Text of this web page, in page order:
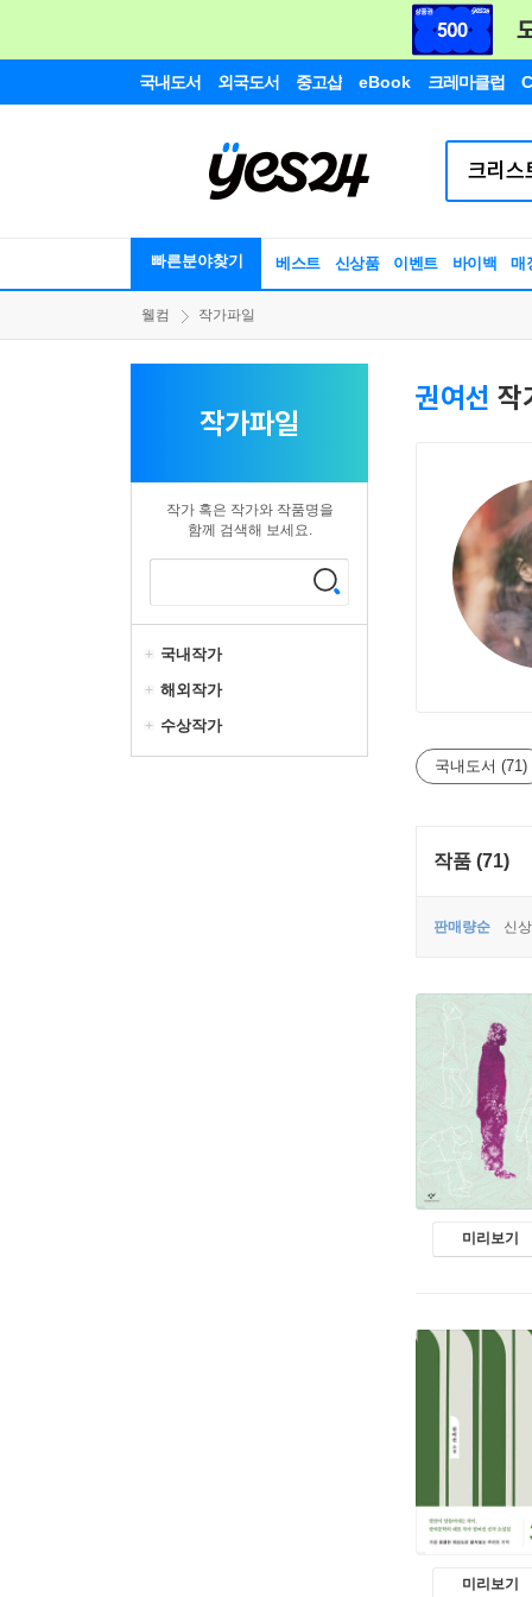
국내도서 외국도서 중고샵 eBook 크레마클럽
빠른분야찾기 베스트 신상품 이벤트 바이백 매
웰컴 작가파일
작가파일
작가 혹은 작가와 작품명을
함께 검색해 보세요.
국내작가
해외작가
수상작가
권여선 작
국내도서 (71)
작품 (71)
판매량순 신
미리보기
미리보기